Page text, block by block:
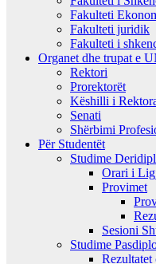
Fakulteti
Fakulteti juridik
Fakulteti i
Organet dhe trupat e
Rektori
Prorektorët
Këshilli i
Senati
Shërbimi
Për Studentët
Studime
Orari i
Provimet
Sesioni
Studime
Rezultatet